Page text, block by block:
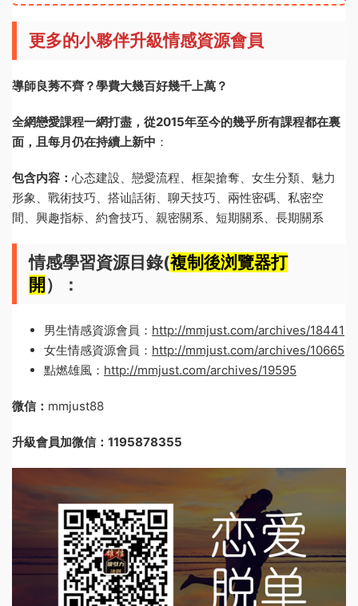
更多的小夥伴升級情感資源會員
導師良莠不齊？學費大幾百好幾千上萬？
全網戀愛課程一網打盡，從2015年至今的幾乎所有課程都在裏
面，且每月仍在持續上新中 ：
包含内容： 心态建設、戀愛流程、框架搶奪、女生分類、魅力
形象、戰術技巧、搭讪話術、聊天技巧、兩性密碼、私密空
間、興趣指标、約會技巧、親密關系、短期關系、長期關系
情感學習資源目錄(複制後浏覽器打
開 ）：
男生情感資源會員： http://mmjust.com/archives/18441
女生情感資源會員： http://mmjust.com/archives/10665
點燃雄風： http://mmjust.com/archives/19595
微信： mmjust88
升級會員加微信：1195878355